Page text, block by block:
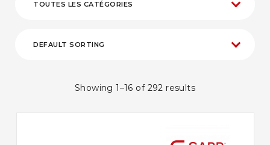
Showing 1–16 of 292 results